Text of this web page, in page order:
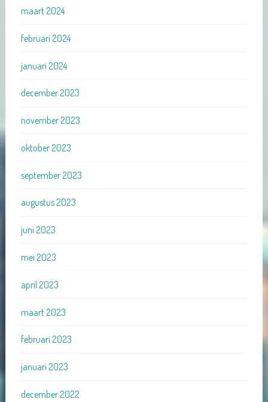
maart 2024
februari 2024
januari 2024
december 2023
november 2023
oktober 2023
september 2023
augustus 2023
juni 2023
mei 2023
april 2023
maart 2023
februari 2023
januari 2023
december 2022